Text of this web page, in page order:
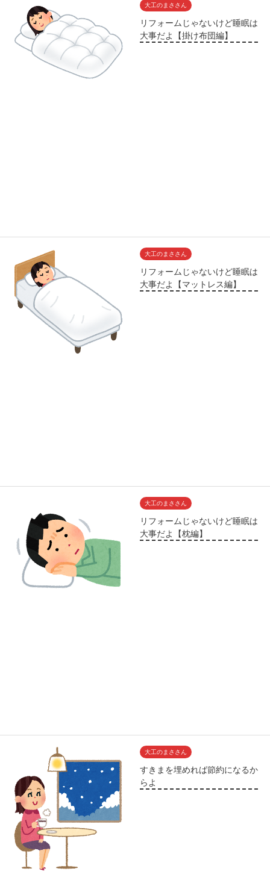
大工のまささん
リフォームじゃないけど睡眠は
大事だよ【掛け布団編】
大工のまささん
リフォームじゃないけど睡眠は
大事だよ【マットレス編】
大工のまささん
リフォームじゃないけど睡眠は
大事だよ【枕編】
大工のまささん
すきまを埋めれば節約になるか
らよ